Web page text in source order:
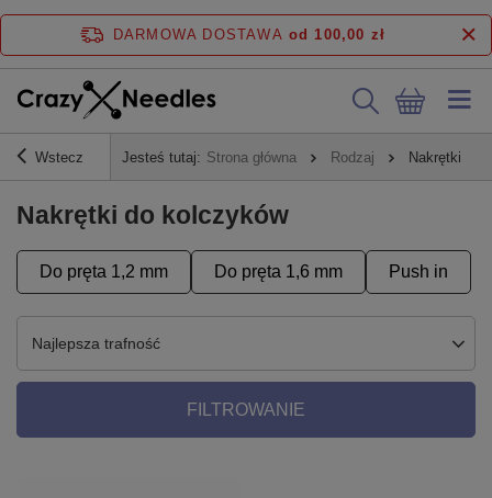
DARMOWA DOSTAWA od 100,00 zł
Wstecz Jesteś tutaj: Strona główna Rodzaj Nakrętki do
Nakrętki do kolczyków
Do pręta 1,2 mm Do pręta 1,6 mm Push in
Najlepsza trafność
FILTROWANIE